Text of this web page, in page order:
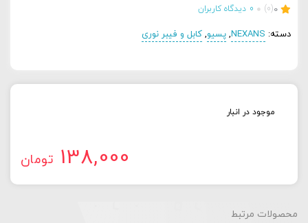
0
(0)
0 دیدگاه کاربران
دسته: NEXANS
,پسیو,کابل و فیبر نوری
موجود در انبار
138,000 تومان
محصولات مرتبط